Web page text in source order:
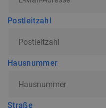
Postleitzahl
Hausnummer
Straße